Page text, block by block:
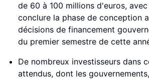
de 60 à 100 millions d'euros,
conclure la phase de conception
décisions de financement
du premier semestre de cette
De nombreux investisseurs dans
attendus, dont les